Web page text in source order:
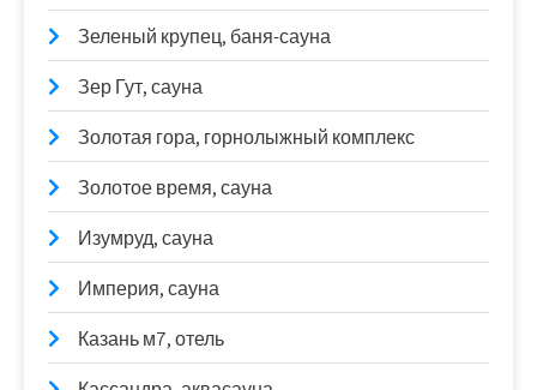
Зеленый крупец, баня-сауна
Зер Гут, сауна
Золотая гора, горнолыжный комплекс
Золотое время, сауна
Изумруд, сауна
Империя, сауна
Казань м7, отель